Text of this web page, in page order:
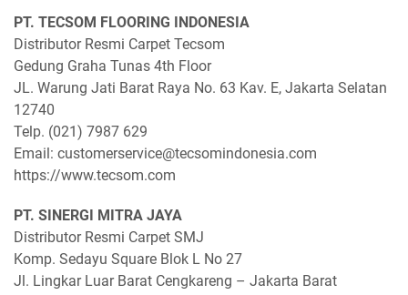
PT. TECSOM FLOORING INDONESIA
Distributor Resmi Carpet Tecsom
Gedung Graha Tunas 4th Floor
JL. Warung Jati Barat Raya No. 63 Kav. E, Jakarta Selatan
12740
Telp. (021) 7987 629
Email: customerservice@tecsomindonesia.com
https://www.tecsom.com
PT. SINERGI MITRA JAYA
Distributor Resmi Carpet SMJ
Komp. Sedayu Square Blok L No 27
Jl. Lingkar Luar Barat Cengkareng – Jakarta Barat